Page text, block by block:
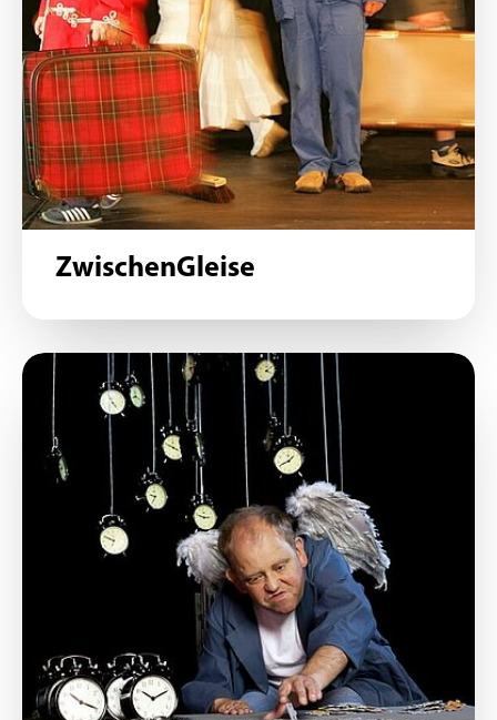
ZwischenGleise